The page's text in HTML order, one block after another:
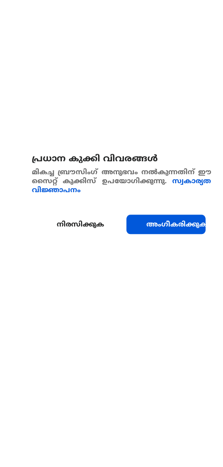
പ്രധാന കുക്കി വിവരങ്ങള്‍
മികച്ച ബ്രൗസിംഗ് അനുഭവം നൽകുന്നതിന് ഈ
സൈറ്റ് കുക്കിസ് ഉപയോഗിക്കുന്നു. സ്വകാര്യത
വിജ്ഞാപനം
നിരസിക്കുക അംഗീകരിക്കുക